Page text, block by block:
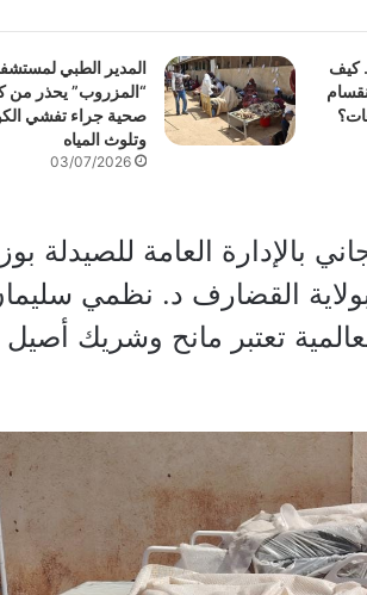
كيف
المدير الطبي
“المزروب” يحذر من
صحية جراء تفشي
وتلوث المياه
03/07/2026
بالإدارة العامة للصيدلة
بولاية القضارف د. نظمي
تعتبر مانح وشريك